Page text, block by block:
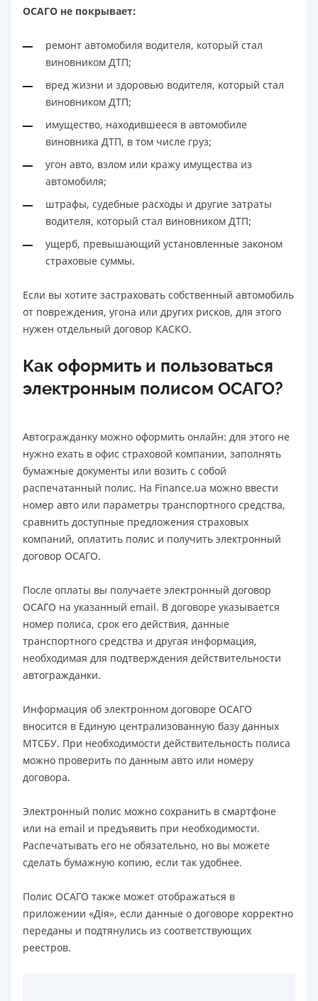
ОСАГО не покрывает:
ремонт автомобиля водителя, который стал
виновником ДТП;
вред жизни и здоровью водителя, который стал
виновником ДТП;
имущество, находившееся в автомобиле
виновника ДТП, в том числе груз;
угон авто, взлом или кражу имущества из
автомобиля;
штрафы, судебные расходы и другие затраты
водителя, который стал виновником ДТП;
ущерб, превышающий установленные законом
страховые суммы.
Если вы хотите застраховать собственный автомобиль
от повреждения, угона или других рисков, для этого
нужен отдельный договор КАСКО.
Как оформить и пользоваться
электронным полисом ОСАГО?
Автогражданку можно оформить онлайн: для этого не
нужно ехать в офис страховой компании, заполнять
бумажные документы или возить с собой
распечатанный полис. На Finance.ua можно ввести
номер авто или параметры транспортного средства,
сравнить доступные предложения страховых
компаний, оплатить полис и получить электронный
договор ОСАГО.
После оплаты вы получаете электронный договор
ОСАГО на указанный email. В договоре указывается
номер полиса, срок его действия, данные
транспортного средства и другая информация,
необходимая для подтверждения действительности
автогражданки.
Информация об электронном договоре ОСАГО
вносится в Единую централизованную базу данных
МТСБУ. При необходимости действительность полиса
можно проверить по данным авто или номеру
договора.
Электронный полис можно сохранить в смартфоне
или на email и предъявить при необходимости.
Распечатывать его не обязательно, но вы можете
сделать бумажную копию, если так удобнее.
Полис ОСАГО также может отображаться в
приложении «Дія», если данные о договоре корректно
переданы и подтянулись из соответствующих
реестров.